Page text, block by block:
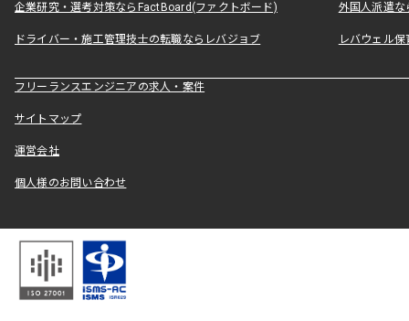
企業研究・選考対策ならFactBoard(ファクトボード) 外国人派遣な
ドライバー・施工管理技士の転職ならレバジョブ レバウェル
フリーランスエンジニアの求人・案件
サイトマップ
運営会社
個人様のお問い合わせ